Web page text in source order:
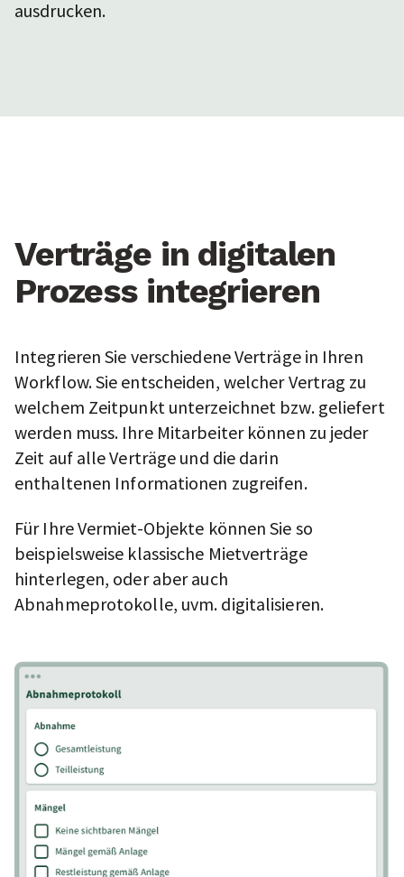
ausdrucken.
Verträge in digitalen
Prozess integrieren
Integrieren Sie verschiedene Verträge in Ihren
Workflow. Sie entscheiden, welcher Vertrag zu
welchem Zeitpunkt unterzeichnet bzw. geliefert
werden muss. Ihre Mitarbeiter können zu jeder
Zeit auf alle Verträge und die darin
enthaltenen Informationen zugreifen.
Für Ihre Vermiet-Objekte können Sie so
beispielsweise klassische Mietverträge
hinterlegen, oder aber auch
Abnahmeprotokolle, uvm. digitalisieren.